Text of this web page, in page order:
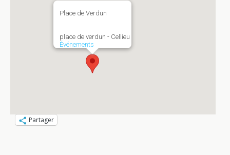
Place de Verdun
place de verdun - Cellieu
Événements
Partager